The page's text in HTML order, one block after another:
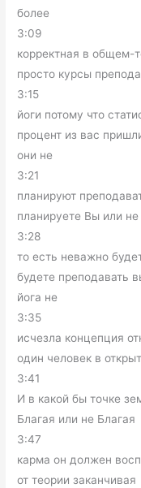
более
3:09
корректная в общем-
просто курсы
3:15
йоги потому что
процент из вас
они не
3:21
планируют
планируете Вы или
3:28
то есть неважно
будете преподавать
йога не
3:35
исчезла концепция
один человек в
3:41
И в какой бы точке
Благая или не Благая
3:47
карма он должен
от теории заканчивая